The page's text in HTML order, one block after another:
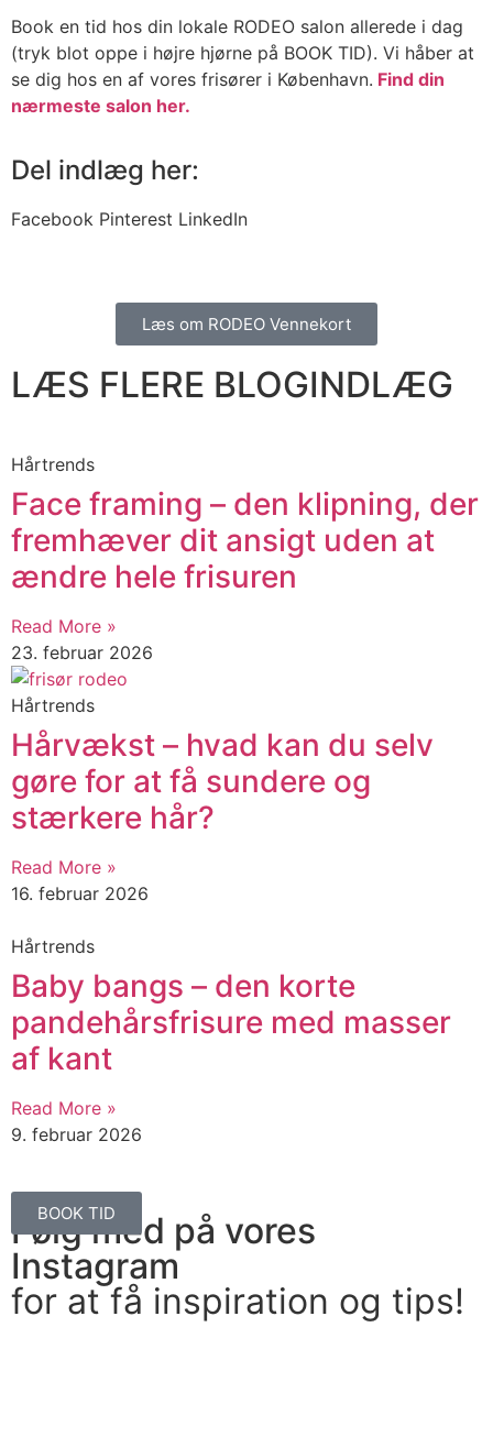
Book en tid hos din lokale RODEO salon allerede i dag
(tryk blot oppe i højre hjørne på BOOK TID). Vi håber at
se dig hos en af vores frisører i København. Find din
nærmeste salon her.
Del indlæg her:
Facebook Pinterest LinkedIn
Læs om RODEO Vennekort
LÆS FLERE BLOGINDLÆG
Hårtrends
​​Face framing – den klipning, der
fremhæver dit ansigt uden at
ændre hele frisuren
Read More »
23. februar 2026
Hårtrends
Hårvækst – hvad kan du selv
gøre for at få sundere og
stærkere hår?
Read More »
16. februar 2026
Hårtrends
Baby bangs – den korte
pandehårsfrisure med masser
af kant
Read More »
9. februar 2026
BOOK TID
Følg med på vores
Instagram
for at få inspiration og tips!